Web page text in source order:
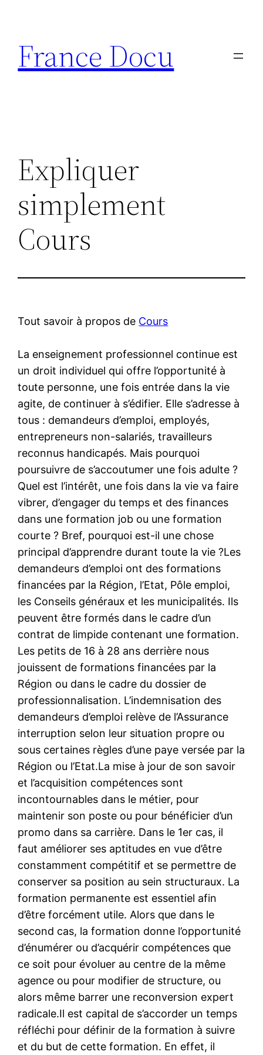
contenu
France Docu
Expliquer
simplement
Cours
Tout savoir à propos de Cours
La enseignement professionnel continue est
un droit individuel qui offre l’opportunité à
toute personne, une fois entrée dans la vie
agite, de continuer à s’édifier. Elle s’adresse à
tous : demandeurs d’emploi, employés,
entrepreneurs non-salariés, travailleurs
reconnus handicapés. Mais pourquoi
poursuivre de s’accoutumer une fois adulte ?
Quel est l’intérêt, une fois dans la vie va faire
vibrer, d’engager du temps et des finances
dans une formation job ou une formation
courte ? Bref, pourquoi est-il une chose
principal d’apprendre durant toute la vie ?Les
demandeurs d’emploi ont des formations
financées par la Région, l’Etat, Pôle emploi,
les Conseils généraux et les municipalités. Ils
peuvent être formés dans le cadre d’un
contrat de limpide contenant une formation.
Les petits de 16 à 28 ans derrière nous
jouissent de formations financées par la
Région ou dans le cadre du dossier de
professionnalisation. L’indemnisation des
demandeurs d’emploi relève de l’Assurance
interruption selon leur situation propre ou
sous certaines règles d’une paye versée par la
Région ou l’Etat.La mise à jour de son savoir
et l’acquisition compétences sont
incontournables dans le métier, pour
maintenir son poste ou pour bénéficier d’un
promo dans sa carrière. Dans le 1er cas, il
faut améliorer ses aptitudes en vue d’être
constamment compétitif et se permettre de
conserver sa position au sein structuraux. La
formation permanente est essentiel afin
d’être forcément utile. Alors que dans le
second cas, la formation donne l’opportunité
d’énumérer ou d’acquérir compétences que
ce soit pour évoluer au centre de la même
agence ou pour modifier de structure, ou
alors même barrer une reconversion expert
radicale.Il est capital de s’accorder un temps
réfléchi pour définir de la formation à suivre
et du but de cette formation. En effet, il